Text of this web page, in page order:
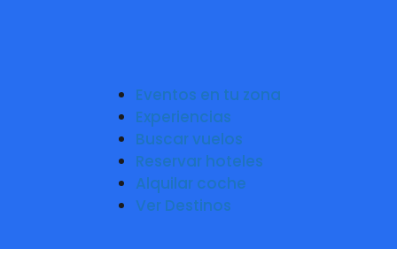
Eventos en tu zona
Experiencias
Buscar vuelos
Reservar hoteles
Alquilar coche
Ver Destinos